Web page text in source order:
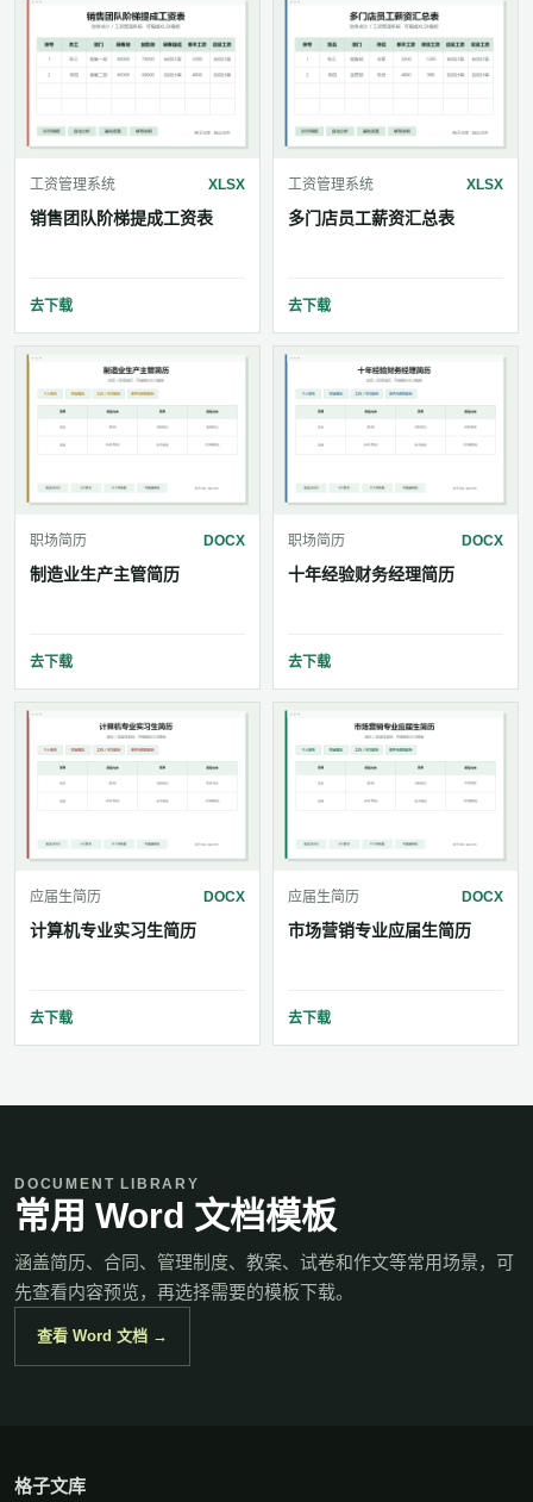
工资管理系统 XLSX
销售团队阶梯提成工资表
去下载
工资管理系统 XLSX
多门店员工薪资汇总表
去下载
职场简历 DOCX
制造业生产主管简历
去下载
职场简历 DOCX
十年经验财务经理简历
去下载
应届生简历 DOCX
计算机专业实习生简历
去下载
应届生简历 DOCX
市场营销专业应届生简历
去下载
DOCUMENT LIBRARY
常用 Word 文档模板
涵盖简历、合同、管理制度、教案、试卷和作文等常用场景，可
先查看内容预览，再选择需要的模板下载。
查看 Word 文档 →
格子文库